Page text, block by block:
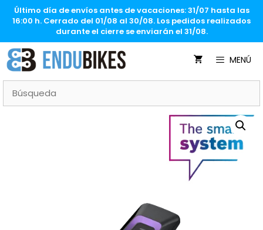
SaltarÚltimo día de envíos antes de vacaciones: 31/07 hasta las
16:00 h. Cerrado del 01/08 al 30/08. Los pedidos realizados
durante el cierre se enviarán el 31/08.
MENÚ